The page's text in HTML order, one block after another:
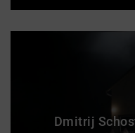
Dmitrij